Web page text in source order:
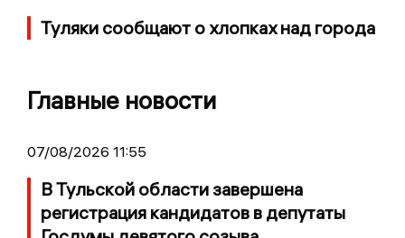
Туляки сообщают о хлопках над города
Главные новости
07/08/2026 11:55
В Тульской области завершена
регистрация кандидатов в депутаты